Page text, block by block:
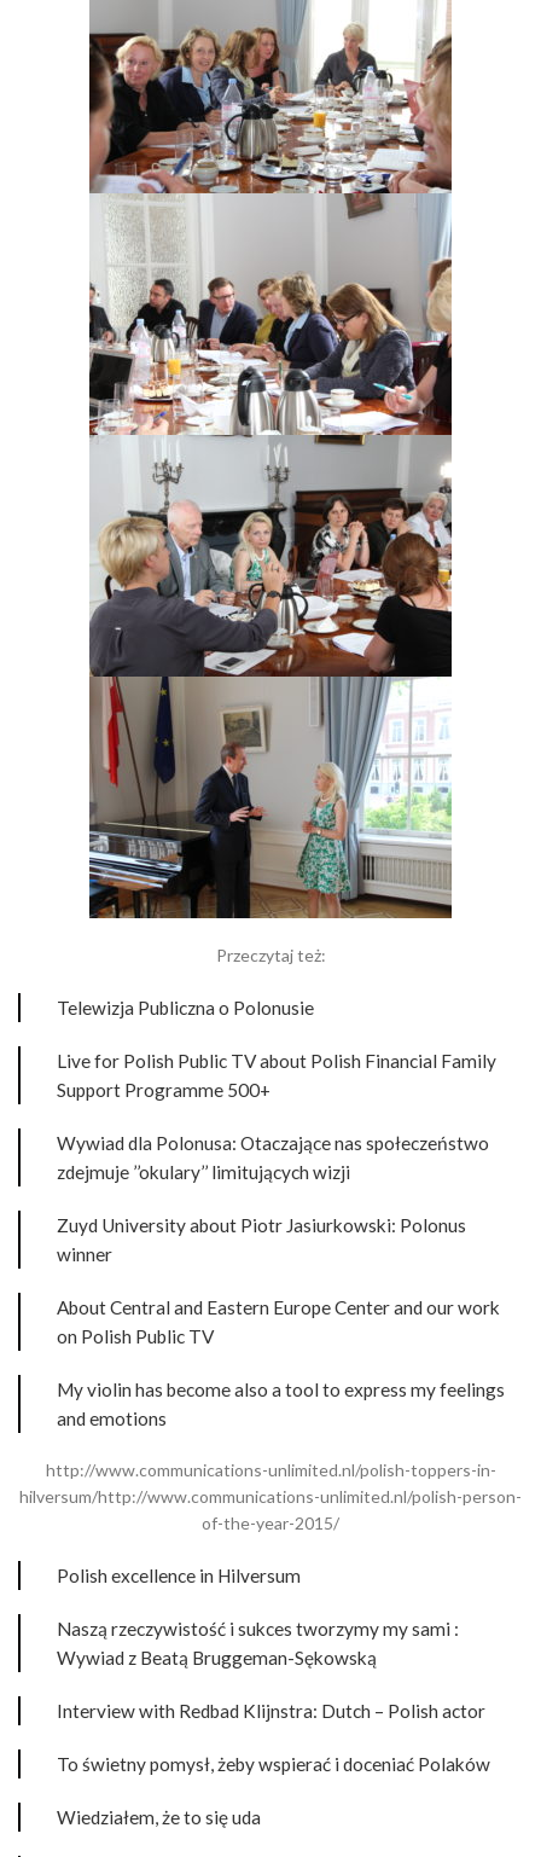
Przeczytaj też:
Telewizja Publiczna o Polonusie
Live for Polish Public TV about Polish Financial Family
Support Programme 500+
Wywiad dla Polonusa: Otaczające nas społeczeństwo
zdejmuje ’’okulary’’ limitujących wizji
Zuyd University about Piotr Jasiurkowski: Polonus
winner
About Central and Eastern Europe Center and our work
on Polish Public TV
My violin has become also a tool to express my feelings
and emotions
http://www.communications-unlimited.nl/polish-toppers-in-
hilversum/http://www.communications-unlimited.nl/polish-person-
of-the-year-2015/
Polish excellence in Hilversum
Naszą rzeczywistość i sukces tworzymy my sami :
Wywiad z Beatą Bruggeman-Sękowską
Interview with Redbad Klijnstra: Dutch – Polish actor
To świetny pomysł, żeby wspierać i doceniać Polaków
Wiedziałem, że to się uda